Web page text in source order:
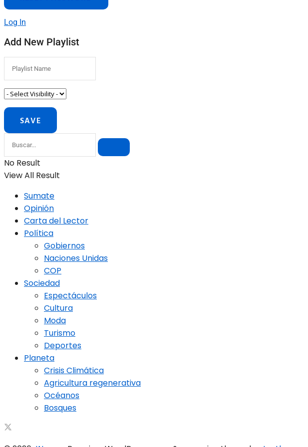
Log In
Add New Playlist
No Result
View All Result
Sumate
Opinión
Carta del Lector
Política
Gobiernos
Naciones Unidas
COP
Sociedad
Espectáculos
Cultura
Moda
Turismo
Deportes
Planeta
Crisis Climática
Agricultura regenerativa
Océanos
Bosques